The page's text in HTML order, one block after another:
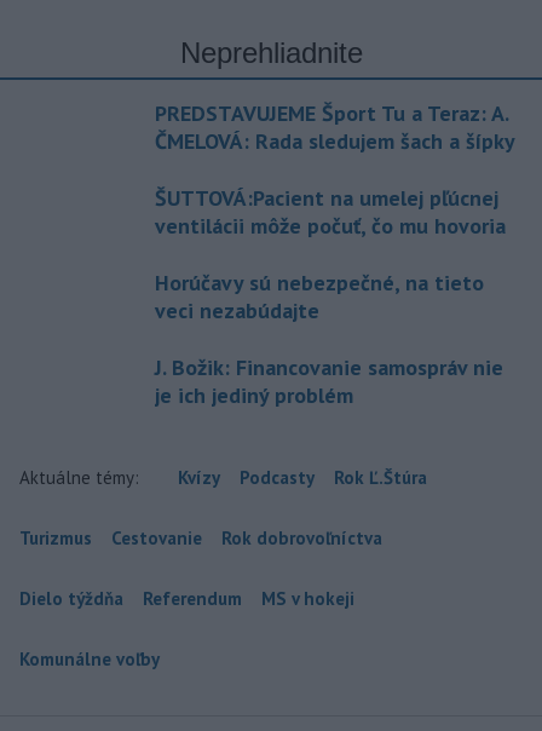
Neprehliadnite
PREDSTAVUJEME Šport Tu a Teraz: A.
ČMELOVÁ: Rada sledujem šach a šípky
ŠUTTOVÁ:Pacient na umelej pľúcnej
ventilácii môže počuť, čo mu hovoria
Horúčavy sú nebezpečné, na tieto
veci nezabúdajte
J. Božik: Financovanie samospráv nie
je ich jediný problém
Aktuálne témy: Kvízy Podcasty Rok Ľ.Štúra
Turizmus Cestovanie Rok dobrovoľníctva
Dielo týždňa Referendum MS v hokeji
Komunálne voľby